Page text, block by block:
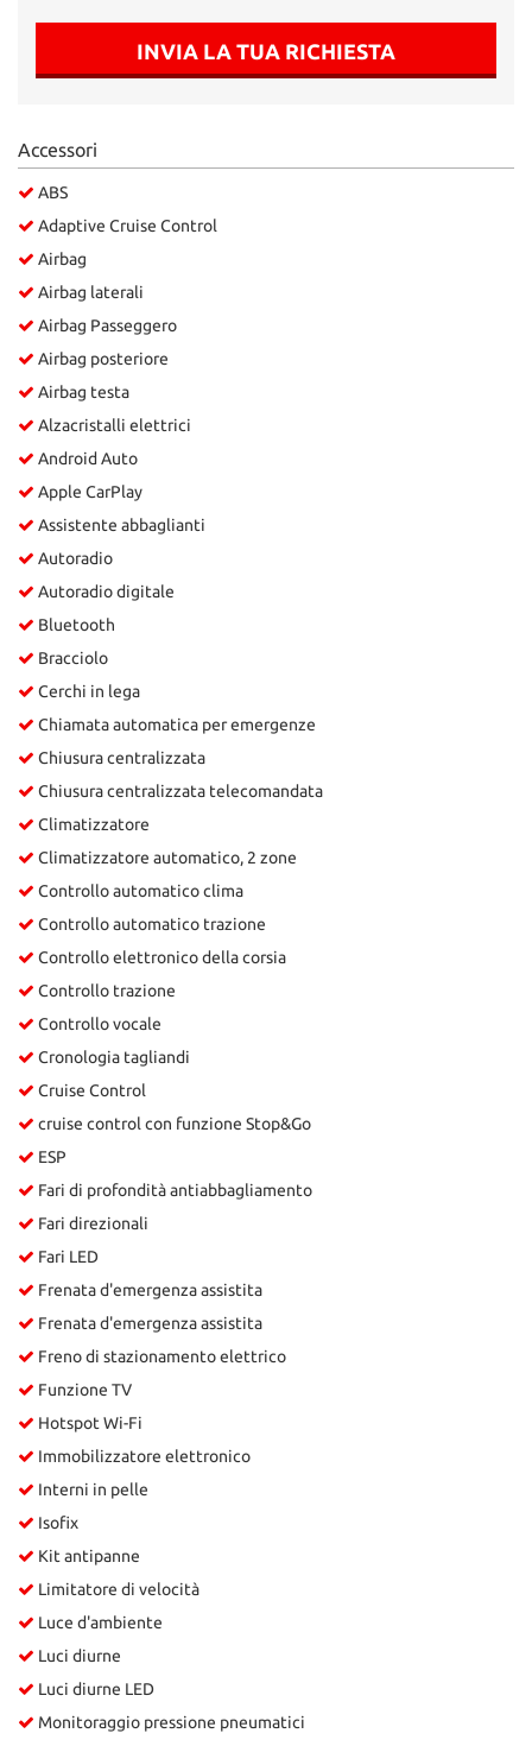
INVIA LA TUA RICHIESTA
Accessori
ABS
Adaptive Cruise Control
Airbag
Airbag laterali
Airbag Passeggero
Airbag posteriore
Airbag testa
Alzacristalli elettrici
Android Auto
Apple CarPlay
Assistente abbaglianti
Autoradio
Autoradio digitale
Bluetooth
Bracciolo
Cerchi in lega
Chiamata automatica per emergenze
Chiusura centralizzata
Chiusura centralizzata telecomandata
Climatizzatore
Climatizzatore automatico, 2 zone
Controllo automatico clima
Controllo automatico trazione
Controllo elettronico della corsia
Controllo trazione
Controllo vocale
Cronologia tagliandi
Cruise Control
cruise control con funzione Stop&Go
ESP
Fari di profondità antiabbagliamento
Fari direzionali
Fari LED
Frenata d'emergenza assistita
Frenata d'emergenza assistita
Freno di stazionamento elettrico
Funzione TV
Hotspot Wi-Fi
Immobilizzatore elettronico
Interni in pelle
Isofix
Kit antipanne
Limitatore di velocità
Luce d'ambiente
Luci diurne
Luci diurne LED
Monitoraggio pressione pneumatici
Salva
le